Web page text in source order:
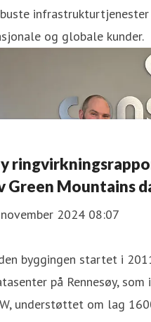
og globale kunder.
Green Mountains
2024 08:07
byggingen startet i
på Rennesøy,
understøttet om lag